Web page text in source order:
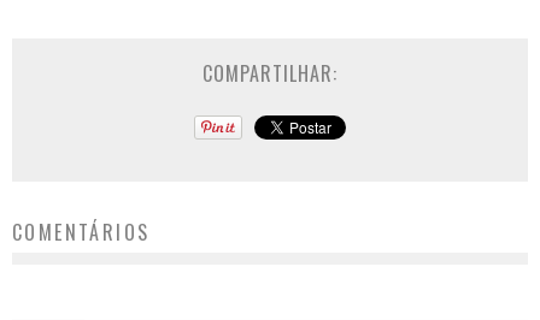
COMPARTILHAR:
COMENTÁRIOS